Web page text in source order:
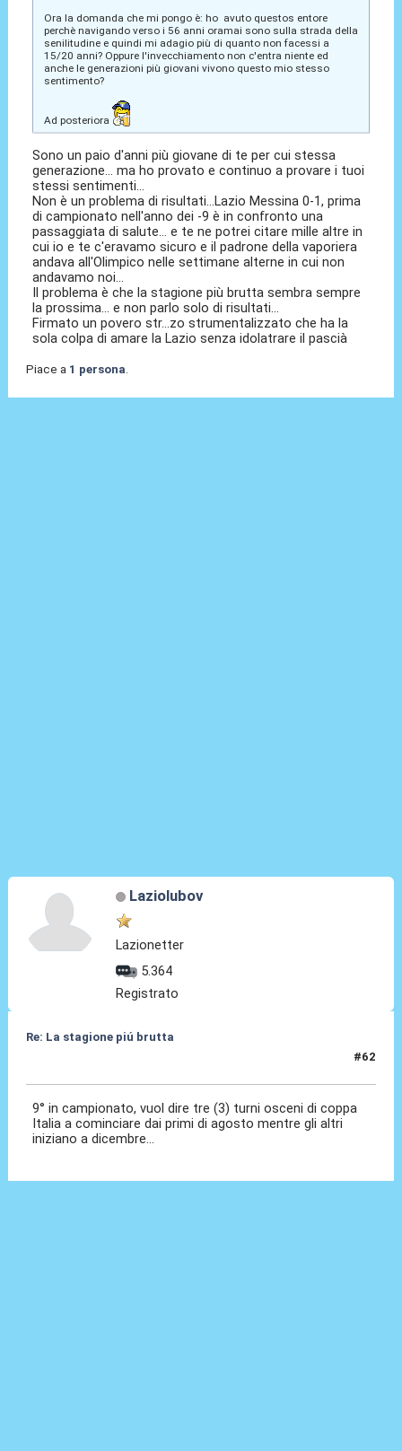
Ora la domanda che mi pongo è: ho avuto questos entore
perchè navigando verso i 56 anni oramai sono sulla strada della
senilitudine e quindi mi adagio più di quanto non facessi a
15/20 anni? Oppure l'invecchiamento non c'entra niente ed
anche le generazioni più giovani vivono questo mio stesso
sentimento?
Ad posteriora
Sono un paio d'anni più giovane di te per cui stessa
generazione... ma ho provato e continuo a provare i tuoi
stessi sentimenti...
Non è un problema di risultati...Lazio Messina 0-1, prima
di campionato nell'anno dei -9 è in confronto una
passaggiata di salute... e te ne potrei citare mille altre in
cui io e te c'eravamo sicuro e il padrone della vaporiera
andava all'Olimpico nelle settimane alterne in cui non
andavamo noi...
Il problema è che la stagione più brutta sembra sempre
la prossima... e non parlo solo di risultati...
Firmato un povero str...zo strumentalizzato che ha la
sola colpa di amare la Lazio senza idolatrare il pascià
Piace a 1 persona
Laziolubov
Lazionetter
5.364
Registrato
Re: La stagione piú brutta
#62
9° in campionato, vuol dire tre (3) turni osceni di coppa
Italia a cominciare dai primi di agosto mentre gli altri
iniziano a dicembre...